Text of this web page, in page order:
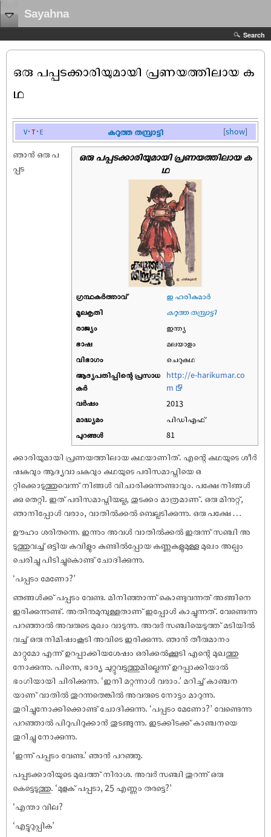
Sayahna
Search
ഒരു പപ്പടക്കാരിയുമായി പ്രണയത്തിലായ ക
ഥ
[show]
v t e കറുത്ത തമ്പ്രാട്ടി
ഒരു പപ്പടക്കാരിയുമായി പ്രണയത്തിലായ ക
ഥ
ഗ്രന്ഥകർത്താവ്
ഇ ഹരികുമാര്‍
മൂലകൃതി
കറുത്ത തമ്പ്രാട്ടി
രാജ്യം
ഇന്ത്യ
ഭാഷ
മലയാളം
വിഭാഗം
ചെറുകഥ
ആദ്യപതിപ്പിന്റെ പ്രസാധ
കര്‍
http://e-harikumar.co
m
വര്‍ഷം
2013
മാദ്ധ്യമം
പിഡിഎഫ്
പുറങ്ങള്‍
81
ഞാൻ ഒരു പ
പ്പട
ക്കാരിയുമായി പ്രണയത്തിലായ കഥയാണിത്. എന്റെ കഥയുടെ ശീർ
ഷകവും ആദ്യവാചകവും കഥയുടെ പരിസമാപ്തിയെ ഒ
റ്റിക്കൊടുത്തുവെന്ന് നിങ്ങൾ വിചാരിക്കുന്നുണ്ടാവും. പക്ഷേ നിങ്ങൾ
ക്കു തെറ്റി. ഇത് പരിസമാപ്തിയല്ല, തുടക്കം മാത്രമാണ്. ഒരു മിനുറ്റ്,
ഞാനിപ്പോൾ വരാം, വാതിൽക്കൽ ബെല്ലടിക്കുന്നു. ഒരു പക്ഷേ …
ഊഹം ശരിതന്നെ. ഇന്നും അവൾ വാതിൽക്കൽ ഇരുന്ന് സഞ്ചി അ
ടുത്തുവച്ച് ഒട്ടിയ കവിളും കുണ്ടിൽപ്പോയ കണ്ണുകളുമുള്ള മുഖം അല്പം
ചെരിച്ചു പിടിച്ചുകൊണ്ട് ചോദിക്കുന്നു.
‘പപ്പടം മേണോ?’
ഞങ്ങൾക്ക് പപ്പടം വേണ്ട. മിനിഞ്ഞാന്ന് കൊണ്ടുവന്നത് അങ്ങിനെ
ഇരിക്കുന്നുണ്ട്. അതിനുമുമ്പുള്ളതാണ് ഇപ്പോൾ കാച്ചുന്നത്. വേണ്ടെന്നു
പറഞ്ഞാൽ അവരുടെ മുഖം വാടുന്നു. അവർ സഞ്ചിയെടുത്ത് മടിയിൽ
വച്ച് ഒരു നിമിഷംകൂടി അവിടെ ഇരിക്കുന്നു. ഞാൻ തീരുമാനം
മാറ്റുമോ എന്ന് ഉറപ്പാക്കിയശേഷം ഒരിക്കൽക്കൂടി എന്റെ മുഖത്തു
നോക്കുന്നു. പിന്നെ, ഭാര്യ ചുറ്റുവട്ടത്തുമില്ലെന്ന് ഉറപ്പാക്കിയാൽ
ഭംഗിയായി ചിരിക്കുന്നു. ‘ഇനി മറ്റന്നാൾ വരാം.’ മറിച്ച് കാഞ്ചന
യാണ് വാതിൽ തുറന്നതെങ്കിൽ അവരുടെ നോട്ടം മാറുന്നു.
തുറിച്ചുനോക്കിക്കൊണ്ട് ചോദിക്കുന്നു. ‘പപ്പടം മേണോ?’ വേണ്ടെന്നു
പറഞ്ഞാൽ പിറുപിറുക്കാൻ തുടങ്ങുന്നു. ഇടക്കിടക്ക് കാഞ്ചനയെ
തുറിച്ചു നോക്കുന്നു.
‘ഇന്ന് പപ്പടം വേണ്ട.’ ഞാൻ പറഞ്ഞു.
പപ്പടക്കാരിയുടെ മുഖത്ത് നിരാശ. അവർ സഞ്ചി തുറന്ന് ഒരു
കെട്ടെടുത്തു. ‘മുളക് പപ്പടാ, 25 എണ്ണം തരട്ടെ?’
‘എന്താ വില?
‘എട്ടുറുപ്പിക’